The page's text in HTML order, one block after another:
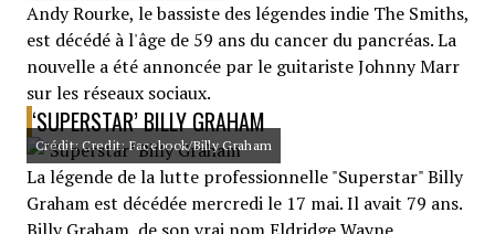
Andy Rourke, le bassiste des légendes indie The Smiths,
est décédé à l'âge de 59 ans du cancer du pancréas. La
nouvelle a été annoncée par le guitariste Johnny Marr
sur les réseaux sociaux.
‘SUPERSTAR’ BILLY GRAHAM
Crédit: Credit: Facebook/Billy Graham
La légende de la lutte professionnelle "Superstar" Billy
Graham est décédée mercredi le 17 mai. Il avait 79 ans.